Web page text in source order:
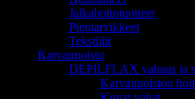
Jalkahoitotuotteet
Pientarvikkeet
Tekstiilit
Karvanpoisto
DEPILFLAX vahaus ja
Karvanpoiston